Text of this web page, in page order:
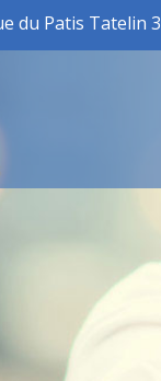
du Patis Tatelin